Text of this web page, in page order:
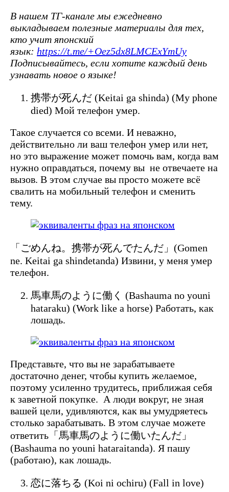
В нашем ТГ-канале мы ежедневно
выкладываем полезные материалы для тех,
кто учит японский
язык: https://t.me/+Oez5dx8LMCExYmUy
Подписывайтесь, если хотите каждый день
узнавать новое о языке!
携帯が死んだ (Keitai ga shinda) (My phone
died) Мой телефон умер.
Такое случается со всеми. И неважно,
действительно ли ваш телефон умер или нет,
но это выражение может помочь вам, когда вам
нужно оправдаться, почему вы не отвечаете на
вызов. В этом случае вы просто можете всё
свалить на мобильный телефон и сменить
тему.
「ごめんね。携帯が死んでたんだ」(Gomen
ne. Keitai ga shindetanda) Извини, у меня умер
телефон.
馬車馬のように働く (Bashauma no youni
hataraku) (Work like a horse) Работать, как
лошадь.
Представьте, что вы не зарабатываете
достаточно денег, чтобы купить желаемое,
поэтому усиленно трудитесь, приближая себя
к заветной покупке. А люди вокруг, не зная
вашей цели, удивляются, как вы умудряетесь
столько зарабатывать. В этом случае можете
ответить「馬車馬のように働いたんだ」
(Bashauma no youni hataraitanda). Я пашу
(работаю), как лошадь.
恋に落ちる (Koi ni ochiru) (Fall in love)